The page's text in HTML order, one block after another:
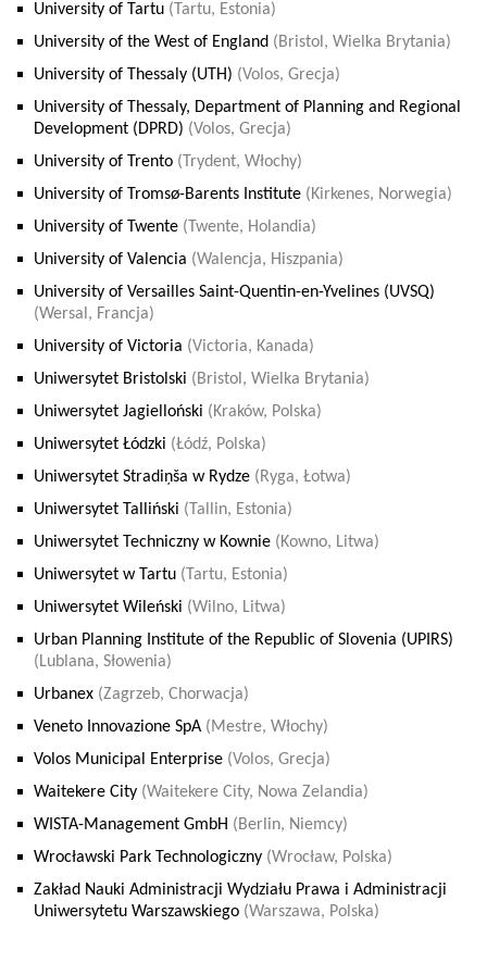
University of Tartu (Tartu, Estonia)
University of the West of England (Bristol, Wielka Brytania)
University of Thessaly (UTH) (Volos, Grecja)
University of Thessaly, Department of Planning and Regional
Development (DPRD) (Volos, Grecja)
University of Trento (Trydent, Włochy)
University of Tromsø-Barents Institute (Kirkenes, Norwegia)
University of Twente (Twente, Holandia)
University of Valencia (Walencja, Hiszpania)
University of Versailles Saint-Quentin-en-Yvelines (UVSQ)
(Wersal, Francja)
University of Victoria (Victoria, Kanada)
Uniwersytet Bristolski (Bristol, Wielka Brytania)
Uniwersytet Jagielloński (Kraków, Polska)
Uniwersytet Łódzki (Łódź, Polska)
Uniwersytet Stradiņša w Rydze (Ryga, Łotwa)
Uniwersytet Talliński (Tallin, Estonia)
Uniwersytet Techniczny w Kownie (Kowno, Litwa)
Uniwersytet w Tartu (Tartu, Estonia)
Uniwersytet Wileński (Wilno, Litwa)
Urban Planning Institute of the Republic of Slovenia (UPIRS)
(Lublana, Słowenia)
Urbanex (Zagrzeb, Chorwacja)
Veneto Innovazione SpA (Mestre, Włochy)
Volos Municipal Enterprise (Volos, Grecja)
Waitekere City (Waitekere City, Nowa Zelandia)
WISTA-Management GmbH (Berlin, Niemcy)
Wrocławski Park Technologiczny (Wrocław, Polska)
Zakład Nauki Administracji Wydziału Prawa i Administracji
Uniwersytetu Warszawskiego (Warszawa, Polska)